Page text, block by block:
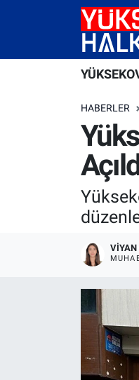
HABERLER
VIYAN
Yüksekova
Yüksekova Trafik
Süper Lig Puan
Tüm Manşetler
Haber Arşivi